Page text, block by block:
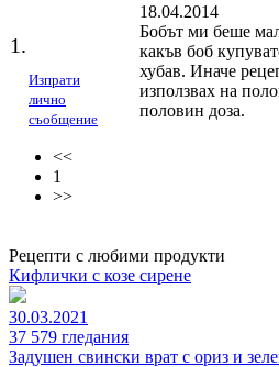
1.
Изпрати
лично
съобщение
18.04.2014
Бобът ми беше
какъв боб
хубав. Иначе
използвах на
половин доза.
<<
1
>>
Рецепти с любими продукти
Кифлички с козе сирене
30.03.2021
37 579 гледания
Задушен свински врат с ориз и